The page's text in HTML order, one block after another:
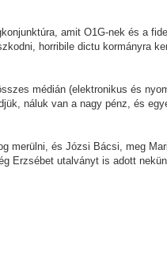
amit O1G-nek és a
horribile dictu kormányra
médián (elektronikus és
náluk van a nagy pénz, és
merülni, és Józsi Bácsi, meg
Erzsébet utalványt is adott